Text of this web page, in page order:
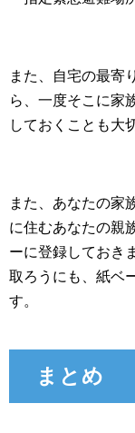
また、自宅の最寄
ら、一度そこに家
しておくことも大
また、あなたの家
に住むあなたの親
ーに登録しておき
取ろうにも、紙ベ
す。
まとめ